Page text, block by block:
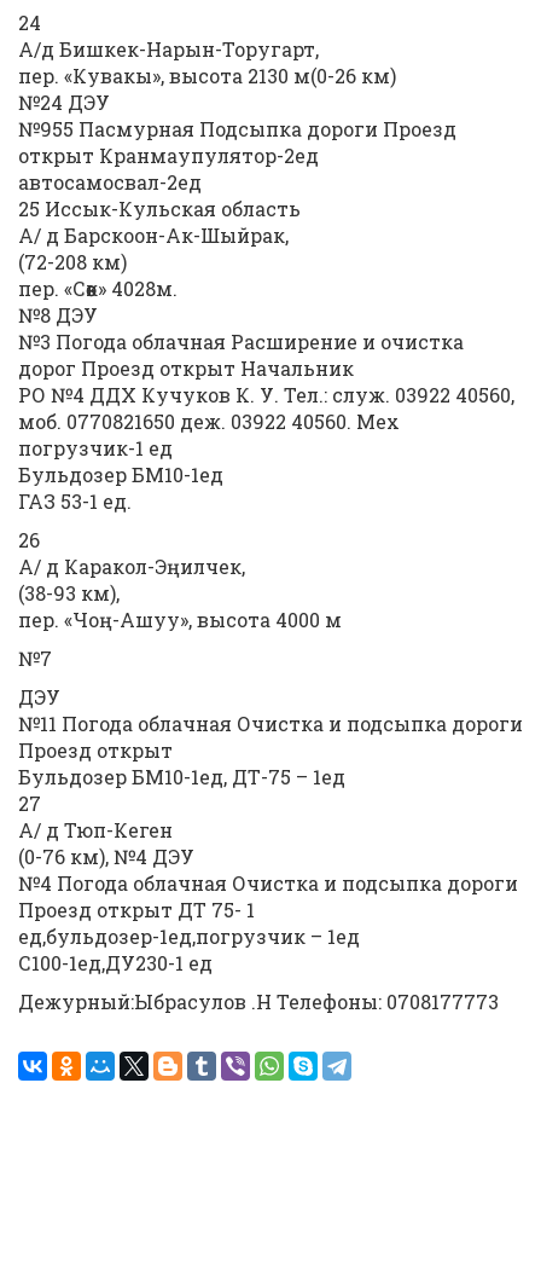
24
А/д Бишкек-Нарын-Торугарт,
пер. «Кувакы», высота 2130 м(0-26 км)
№24 ДЭУ
№955 Пасмурная Подсыпка дороги Проезд
открыт Кранмаупулятор-2ед
автосамосвал-2ед
25 Иссык-Кульская область
А/ д Барскоон-Ак-Шыйрак,
(72-208 км)
пер. «Сөөк» 4028м.
№8 ДЭУ
№3 Погода облачная Расширение и очистка
дорог Проезд открыт Начальник
РО №4 ДДХ Кучуков К. У. Тел.: служ. 03922 40560,
моб. 0770821650 деж. 03922 40560. Мех
погрузчик-1 ед
Бульдозер БМ10-1ед
ГАЗ 53-1 ед.
26
А/ д Каракол-Эңилчек,
(38-93 км),
пер. «Чоң-Ашуу», высота 4000 м
№7
ДЭУ
№11 Погода облачная Очистка и подсыпка дороги
Проезд открыт
Бульдозер БМ10-1ед, ДТ-75 – 1ед
27
А/ д Тюп-Кеген
(0-76 км), №4 ДЭУ
№4 Погода облачная Очистка и подсыпка дороги
Проезд открыт ДТ 75- 1
ед,бульдозер-1ед,погрузчик – 1ед
С100-1ед,ДУ230-1 ед
Дежурный:Ыбрасулов .Н Телефоны: 0708177773